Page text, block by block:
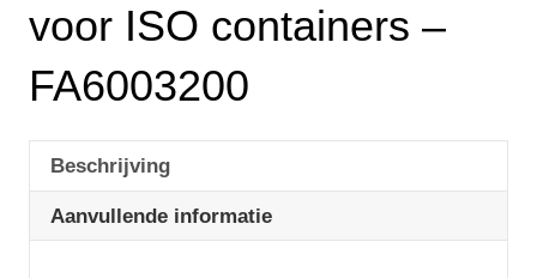
voor ISO containers –
FA6003200
Beschrijving
Aanvullende informatie